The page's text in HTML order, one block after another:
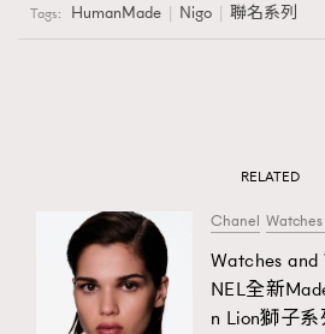
Tags: HumanMade Nigo 聯名系列
RELATED
Chanel
Watches
NEL全新
n Lion獅子